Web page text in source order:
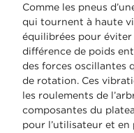
Comme les pneus
qui tournent à haute
équilibrées pour éviter
différence de poids
des forces oscillantes
de rotation. Ces
les roulements de
composantes du
pour l’utilisateur et